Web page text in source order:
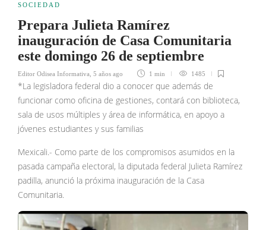
SOCIEDAD
Prepara Julieta Ramírez
inauguración de Casa Comunitaria
este domingo 26 de septiembre
Editor Odisea Informativa, 5 años ago 1 min 1485
*La legisladora federal dio a conocer que además de
funcionar como oficina de gestiones, contará con biblioteca,
sala de usos múltiples y área de informática, en apoyo a
jóvenes estudiantes y sus familias
Mexicali.- Como parte de los compromisos asumidos en la
pasada campaña electoral, la diputada federal Julieta Ramírez
padilla, anunció la próxima inauguración de la Casa
Comunitaria.